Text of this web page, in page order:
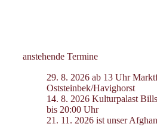
anstehende Termine
29. 8. 2026 ab 13 Uhr
Oststeinbek/Havighorst
14. 8. 2026 Kulturpalast
bis 20:00 Uhr
21. 11. 2026 ist unser